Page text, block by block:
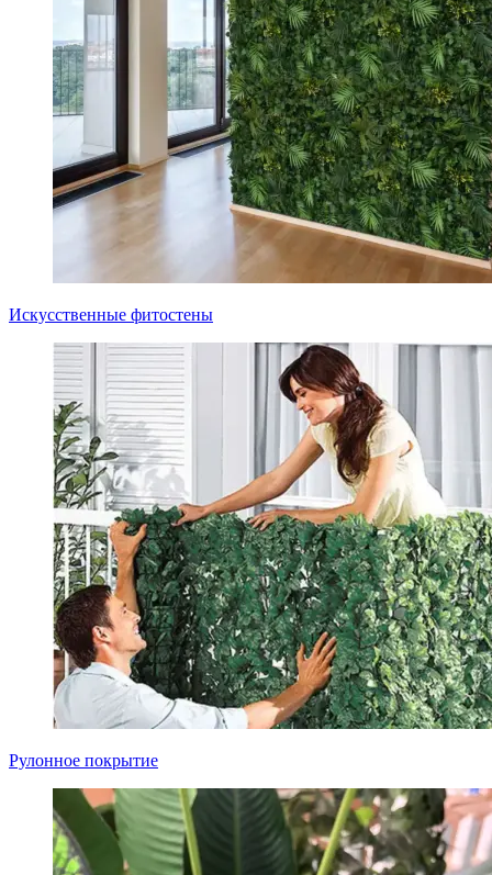
Искусственные фитостены
Рулонное покрытие